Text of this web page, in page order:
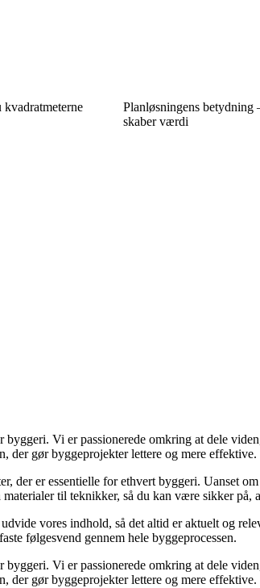
Planløsningens betydning
skaber værdi
Vi er passionerede omkring at dele
der gør byggeprojekter lettere og mere effektive.
der er essentielle for ethvert byggeri. Uanset
til teknikker, så du kan være sikker på,
vores indhold, så det altid er aktuelt og
følgesvend gennem hele byggeprocessen.
Vi er passionerede omkring at dele
der gør byggeprojekter lettere og mere effektive.